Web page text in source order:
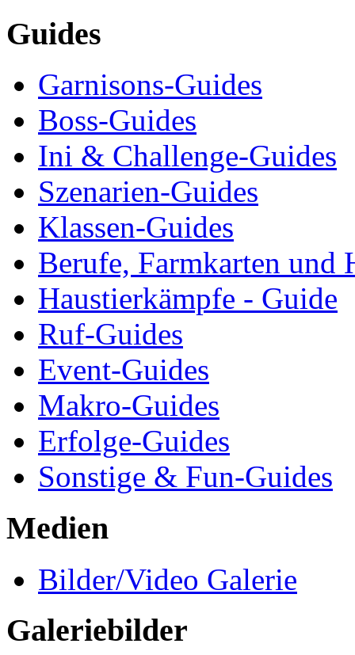
Guides
Garnisons-Guides
Boss-Guides
Ini & Challenge-Guides
Szenarien-Guides
Klassen-Guides
Berufe, Farmkarten und
Haustierkämpfe - Guide
Ruf-Guides
Event-Guides
Makro-Guides
Erfolge-Guides
Sonstige & Fun-Guides
Medien
Bilder/Video Galerie
Galeriebilder